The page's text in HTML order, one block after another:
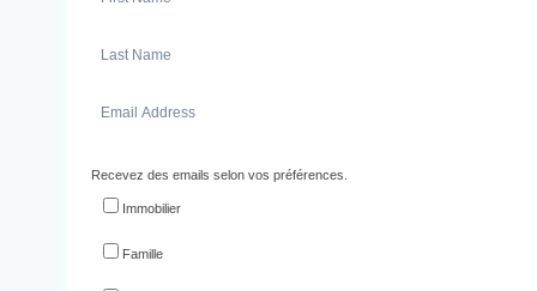
Recevez des emails selon vos préférences.
Immobilier
Famille